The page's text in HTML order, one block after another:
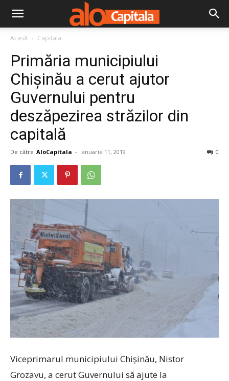
Acasă Capitala
Primăria municipiului
Chișinău a cerut ajutor
Guvernului pentru
deszăpezirea străzilor din
capitală
De către AloCapitala - ianuarie 11, 2019 0
Viceprimarul municipiului Chișinău, Nistor
Grozavu, a cerut Guvernului să ajute la